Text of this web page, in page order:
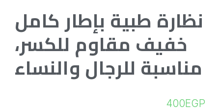
نظارة طبية بإطار كامل
خفيف مقاوم للكسر،
مناسبة للرجال والنساء
400EGP